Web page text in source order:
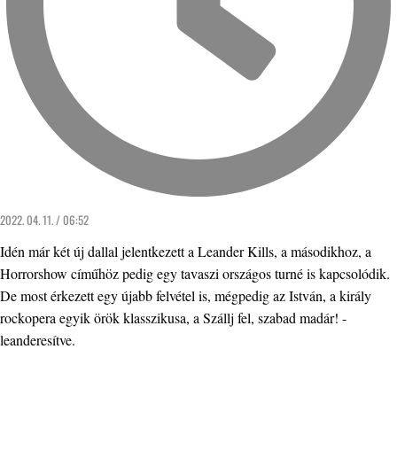
2022. 04. 11. / 06:52
Idén már két új dallal jelentkezett a Leander Kills, a másodikhoz, a
Horrorshow címűhöz pedig egy tavaszi országos turné is kapcsolódik.
De most érkezett egy újabb felvétel is, mégpedig az István, a király
rockopera egyik örök klasszikusa, a Szállj fel, szabad madár! -
leanderesítve.